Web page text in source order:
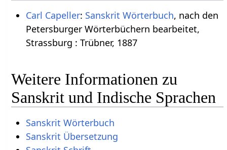
Carl Capeller: Sanskrit Wörterbuch, nach den
Petersburger Wörterbüchern bearbeitet,
Strassburg : Trübner, 1887
Weitere Informationen zu
Sanskrit und Indische Sprachen
Sanskrit Wörterbuch
Sanskrit Übersetzung